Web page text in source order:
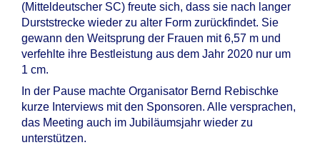
(Mitteldeutscher SC) freute sich, dass sie nach langer
Durststrecke wieder zu alter Form zurückfindet. Sie
gewann den Weitsprung der Frauen mit 6,57 m und
verfehlte ihre Bestleistung aus dem Jahr 2020 nur um
1 cm.
In der Pause machte Organisator Bernd Rebischke
kurze Interviews mit den Sponsoren. Alle versprachen,
das Meeting auch im Jubiläumsjahr wieder zu
unterstützen.